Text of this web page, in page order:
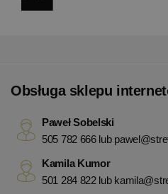
Obsługa sklepu
Paweł Sobelski
505 782 666 lub
Kamila Kumor
501 284 822 lub